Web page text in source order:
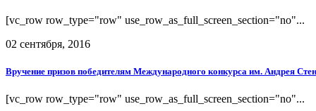
[vc_row row_type="row" use_row_as_full_screen_section="no"...
02 сентября, 2016
Вручение призов победителям Международного конкурса им. Андрея
[vc_row row_type="row" use_row_as_full_screen_section="no"...